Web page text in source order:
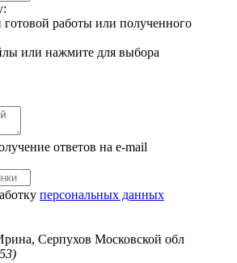
готовой работы или полученного
или нажмите для выбора
ответов на e-mail
персональных данных
, Серпухов Московской обл